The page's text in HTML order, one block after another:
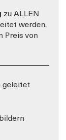
zu ALLEN
werden,
Preis von
geleitet